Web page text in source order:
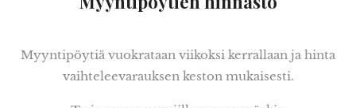
Myyntipöytiä vuokrataan viikoksi kerrallaan ja hinta
vaihteleevarauksen keston mukaisesti.